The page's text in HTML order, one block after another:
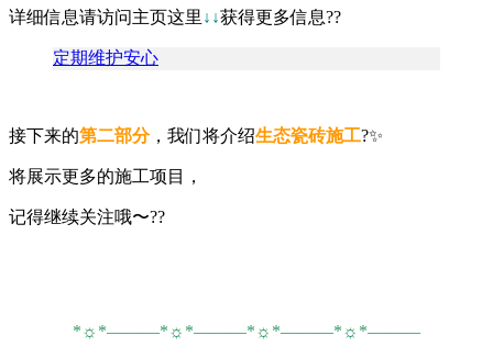
详细信息请访问主页这里 ↓↓获得更多信息??
定期维护安心
接下来的第二部分，我们将介绍生态瓷砖施工?✨
将展示更多的施工项目，
记得继续关注哦〜??
*☼*———*☼*———*☼*———*☼*———